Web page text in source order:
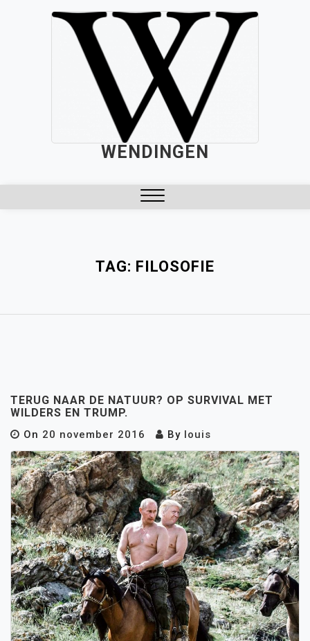
WENDINGEN
TAG: FILOSOFIE
TERUG NAAR DE NATUUR? OP SURVIVAL MET
WILDERS EN TRUMP.
On 20 november 2016 By louis